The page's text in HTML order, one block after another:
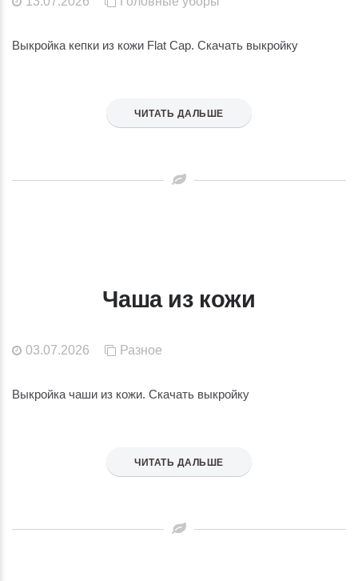
Выкройка кепки из кожи Flat Cap. Скачать выкройку
ЧИТАТЬ ДАЛЬШЕ
Чаша из кожи
03.07.2026 Разное
Выкройка чаши из кожи. Скачать выкройку
ЧИТАТЬ ДАЛЬШЕ